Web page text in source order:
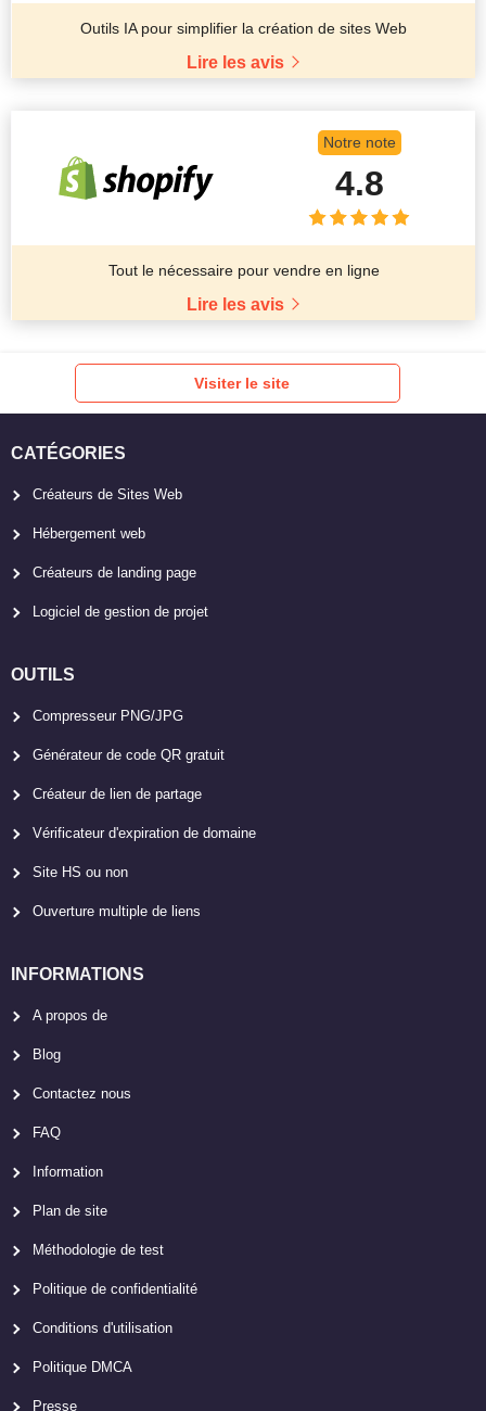
Outils IA pour simplifier la création de sites Web
Lire les avis
Notre note
4.8
Tout le nécessaire pour vendre en ligne
Lire les avis
Visiter le site
CATÉGORIES
Créateurs de Sites Web
Hébergement web
Créateurs de landing page
Logiciel de gestion de projet
OUTILS
Compresseur PNG/JPG
Générateur de code QR gratuit
Créateur de lien de partage
Vérificateur d'expiration de domaine
Site HS ou non
Ouverture multiple de liens
INFORMATIONS
A propos de
Blog
Contactez nous
FAQ
Information
Plan de site
Méthodologie de test
Politique de confidentialité
Conditions d'utilisation
Politique DMCA
Presse